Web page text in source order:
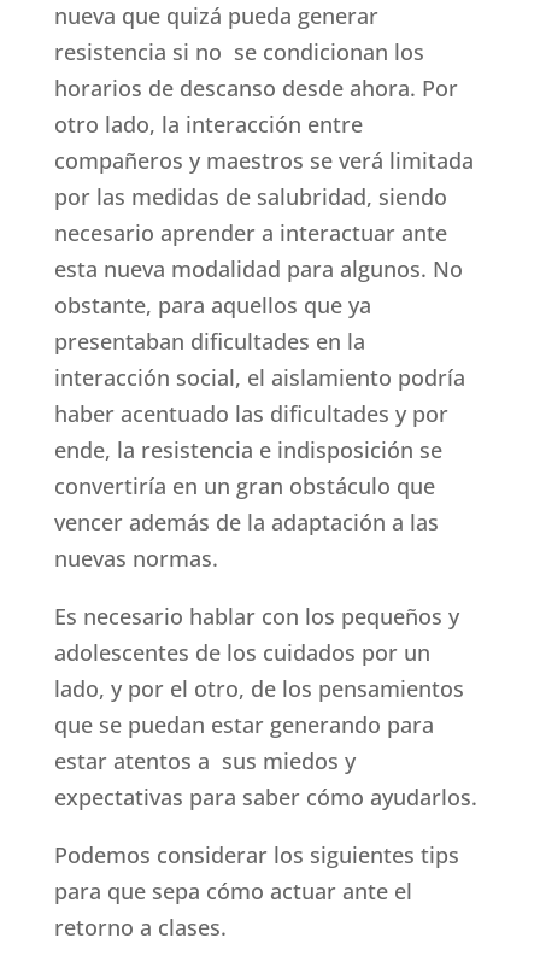
nueva que quizá pueda generar
resistencia si no se condicionan los
horarios de descanso desde ahora. Por
otro lado, la interacción entre
compañeros y maestros se verá limitada
por las medidas de salubridad, siendo
necesario aprender a interactuar ante
esta nueva modalidad para algunos. No
obstante, para aquellos que ya
presentaban dificultades en la
interacción social, el aislamiento podría
haber acentuado las dificultades y por
ende, la resistencia e indisposición se
convertiría en un gran obstáculo que
vencer además de la adaptación a las
nuevas normas.
Es necesario hablar con los pequeños y
adolescentes de los cuidados por un
lado, y por el otro, de los pensamientos
que se puedan estar generando para
estar atentos a sus miedos y
expectativas para saber cómo ayudarlos.
Podemos considerar los siguientes tips
para que sepa cómo actuar ante el
retorno a clases.